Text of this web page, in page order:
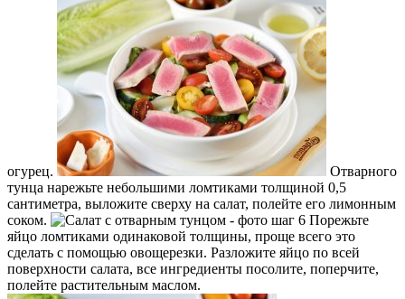
огурец.
Отварного
тунца нарежьте небольшими ломтиками толщиной 0,5
сантиметра, выложите сверху на салат, полейте его лимонным
соком.
Порежьте
яйцо ломтиками одинаковой толщины, проще всего это
сделать с помощью овощерезки. Разложите яйцо по всей
поверхности салата, все ингредиенты посолите, поперчите,
полейте растительным маслом.